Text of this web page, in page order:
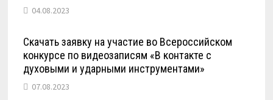
04.08.2023
Скачать заявку на участие во Всероссийском
конкурсе по видеозаписям «В контакте с
духовыми и ударными инструментами»
07.08.2023